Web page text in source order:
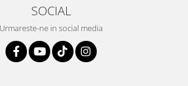
SOCIAL
Urmareste-ne in social media